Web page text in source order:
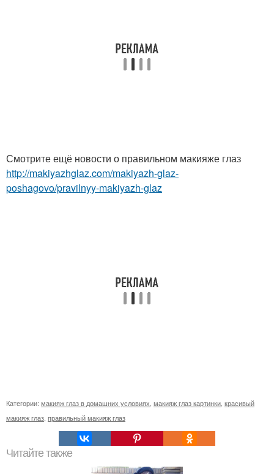
Смотрите ещё новости о правильном макияже глаз
http://makiyazhglaz.com/makiyazh-glaz-
poshagovo/pravilnyy-makiyazh-glaz
Категории: макияж глаз в домашних условиях макияж глаз картинки красивый
макияж глаз правильный макияж глаз
Читайте также